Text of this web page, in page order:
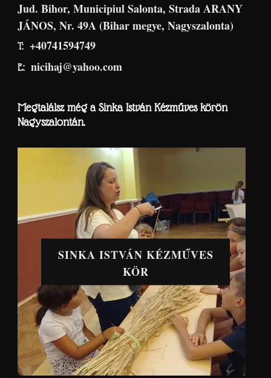
Jud. Bihor, Municipiul Salonta, Strada ARANY
JÁNOS, Nr. 49A (Bihar megye, Nagyszalonta)
T: +40741594749
E: nicihaj@yahoo.com
Megtalálsz még a Sinka István Kézműves körön
Nagyszalontán.
SINKA ISTVÁN KÉZMŰVES
KÖR